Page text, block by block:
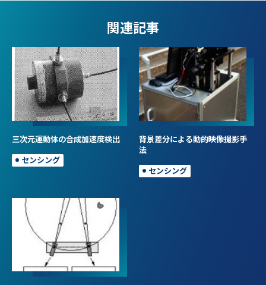
関連記事
三次元運動体の合成加速度検出
センシング
背景差分による動的映像撮影手
法
センシング